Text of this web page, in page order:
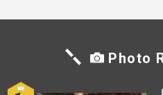
Photo